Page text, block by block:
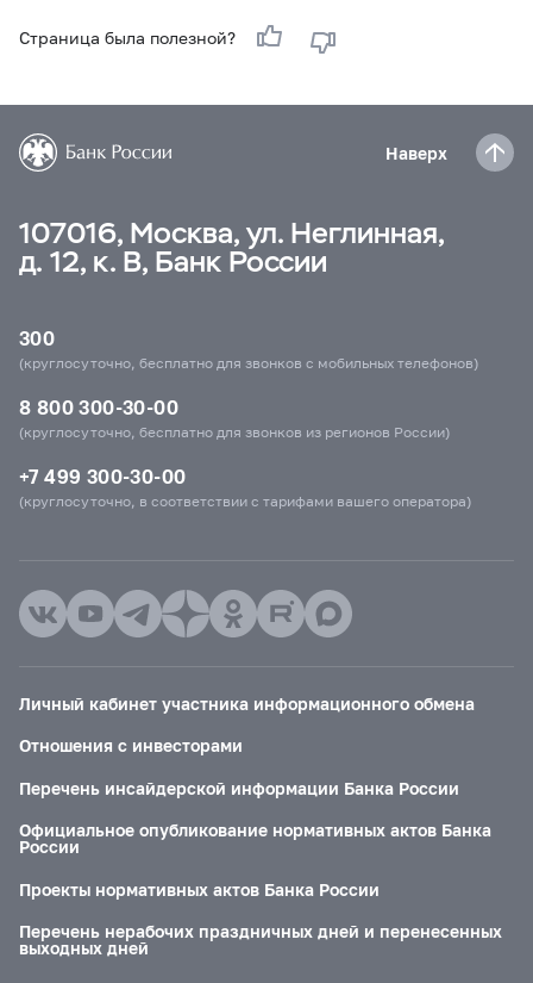
Страница была полезной?
Наверх
107016, Москва, ул. Неглинная,
д. 12, к. В, Банк России
300
(круглосуточно, бесплатно для звонков с мобильных телефонов)
8 800 300-30-00
(круглосуточно, бесплатно для звонков из регионов России)
+7 499 300-30-00
(круглосуточно, в соответствии с тарифами вашего оператора)
Личный кабинет участника информационного обмена
Отношения с инвесторами
Перечень инсайдерской информации Банка России
Официальное опубликование нормативных актов Банка
России
Проекты нормативных актов Банка России
Перечень нерабочих праздничных дней и перенесенных
выходных дней